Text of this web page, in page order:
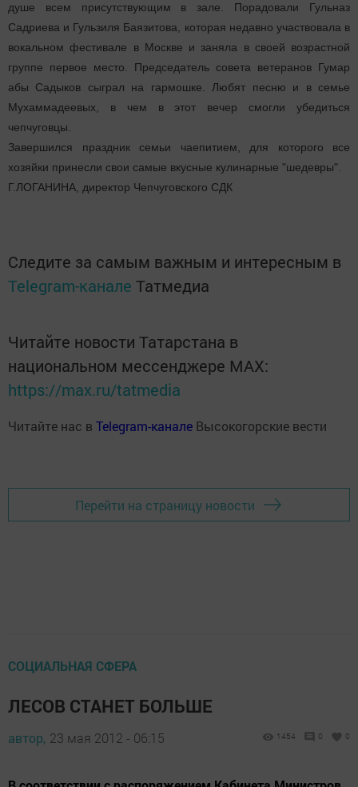
душе всем присутствующим в зале. Порадовали Гульназ
Садриева и Гульзиля Баязитова, которая недавно участвовала в
вокальном фестивале в Москве и заняла в своей возрастной
группе первое место. Председатель совета ветеранов Гумар
абы Садыков сыграл на гармошке. Любят песню и в семье
Мухаммадеевых, в чем в этот вечер смогли убедиться
чепчуговцы.
Завершился праздник семьи чаепитием, для которого все
хозяйки принесли свои самые вкусные кулинарные "шедевры".
Г.ЛОГАНИНА, директор Чепчуговского СДК
Следите за самым важным и интересным в
Telegram-канале Татмедиа
Читайте новости Татарстана в
национальном мессенджере MАХ:
https://max.ru/tatmedia
Читайте нас в Telegram-канале Высокогорские вести
Перейти на страницу новости
СОЦИАЛЬНАЯ СФЕРА
ЛЕСОВ СТАНЕТ БОЛЬШЕ
автор, 23 мая 2012 - 06:15 1454 0 0